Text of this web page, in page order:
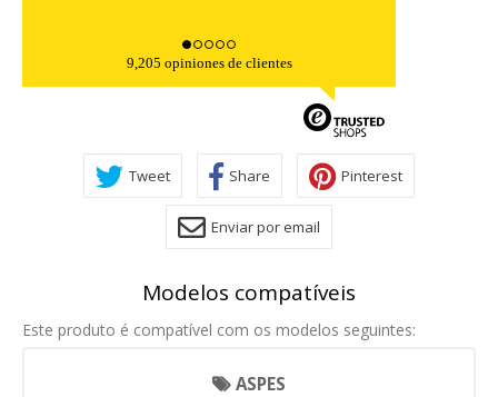
9,205 opiniones de clientes
Tweet Share Pinterest
Enviar por email
Modelos compatíveis
Este produto é compatível com os modelos seguintes:
ASPES